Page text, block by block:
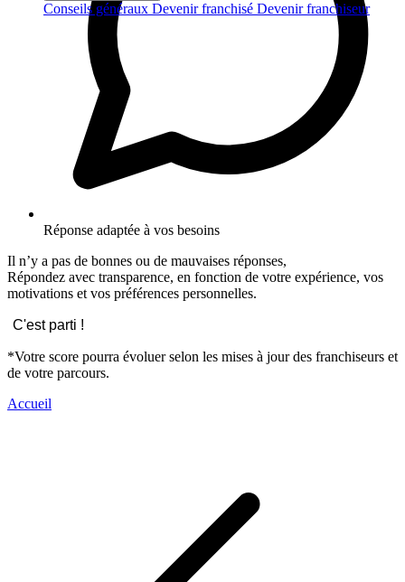
Conseils généraux Devenir franchisé Devenir franchiseur
Réponse adaptée à vos besoins
Il n’y a pas de bonnes ou de mauvaises réponses,
Répondez avec transparence, en fonction de votre expérience, vos
motivations et vos préférences personnelles.
C'est parti !
*Votre score pourra évoluer selon les mises à jour des franchiseurs et
de votre parcours.
Accueil